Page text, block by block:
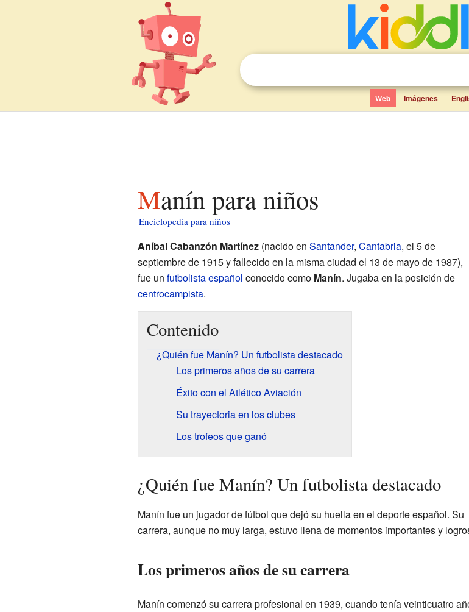
Web Imágenes
Manín para niños
Enciclopedia para niños
Aníbal Cabanzón Martínez(nacido en Santander, Cantabria, el 5 de
septiembre de 1915 y fallecido en la misma ciudad el 13 de mayo de 1987),
fue un futbolistaespañol conocido como Manín. Jugaba en la posición de
centrocampista.
Contenido
¿Quién fue Manín? Un futbolista destacado
Los primeros años de su carrera
Éxito con el Atlético Aviación
Su trayectoria en los clubes
Los trofeos que ganó
¿Quién fue Manín? Un futbolista destacado
Manín fue un jugador de fútbol que dejó su huella en el deporte español. Su
carrera, aunque no muy larga, estuvo llena de momentos importantes y
Los primeros años de su carrera
Manín comenzó su carrera profesional en 1939, cuando tenía veinticuatro